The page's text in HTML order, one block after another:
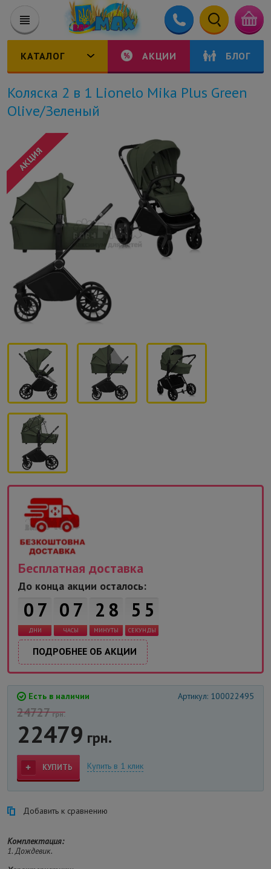
КАТАЛОГ АКЦИИ БЛОГ
Коляска 2 в 1 Lionelo Mika Plus Green
Olive/Зеленый
Бесплатная доставка
До конца акции осталось:
0 7
ДНИ
0 7
ЧАСЫ
2 8
МИНУТЫ
5 5
СЕКУНДЫ
ПОДРОБНЕЕ ОБ АКЦИИ
Есть в наличии Артикул: 100022495
24727грн.
22479 грн.
КУПИТЬ Купить в 1 клик
Добавить к сравнению
Комплектация:
1. Дождевик.